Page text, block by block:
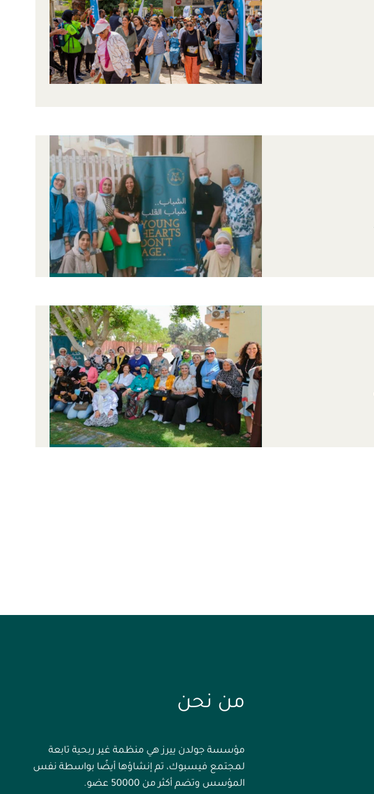
من نحن
مؤسسة جولدن ييرز هي منظمة غير ربحية تابعة
لمجتمع فيسبوك، تم إنشاؤها أيضًا بواسطة نفس
المؤسس وتضم أكثر من 50000 عضو.